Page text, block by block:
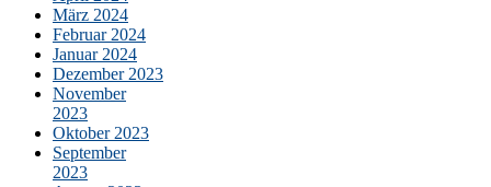
März 2024
Februar 2024
Januar 2024
Dezember 2023
November
2023
Oktober 2023
September
2023